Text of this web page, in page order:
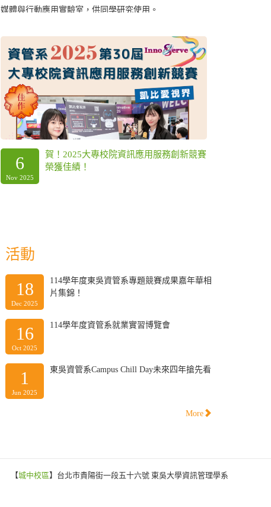
行統計，本系畢業生薪資高於全國私立大學資管系！
30
Sep 2025
賀！本系林娟娟教授、朱蕙君教授、黃日
鉦教授 入榜2025全球前 2% 頂尖科學
活動
18
Dec 2025
114學年度東吳資管系專題競賽成果嘉年華相
片集錦！
16
Oct 2025
114學年度資管系就業實習博覽會
1
Jun 2025
東吳資管系Campus Chill Day未來四年搶先看
More
【城中校區】台北市貴陽街一段五十六號 東吳大學資訊管理學系